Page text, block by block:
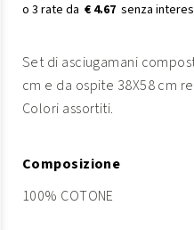
€ 4.67
Set di asciugamani
cm e da ospite 38X58 cm
Colori assortiti.
Composizione
100% COTONE